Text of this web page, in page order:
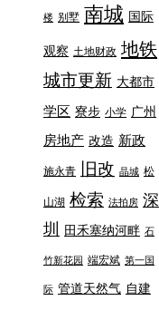
楼 别墅 南城 国际
观察 土地财政 地铁
城市更新 大都市
学区 寮步 小学 广州
房地产 改造 新政
施永青 旧改 晶城 松
山湖 检索 法拍房 深
圳
田禾塞纳河畔 石
竹新花园 端宏斌 第一国
际 管道天然气 自建